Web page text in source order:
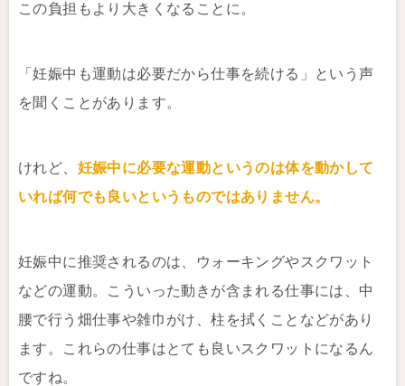
この負担もより大きくなることに。
「妊娠中も運動は必要だから仕事を続ける」という声
を聞くことがあります。
けれど、 妊娠中に必要な運動というのは体を動かして
いれば何でも良いというものではありません。
妊娠中に推奨されるのは、ウォーキングやスクワット
などの運動。こういった動きが含まれる仕事には、中
腰で行う畑仕事や雑巾がけ、柱を拭くことなどがあり
ます。これらの仕事はとても良いスクワットになるん
ですね。